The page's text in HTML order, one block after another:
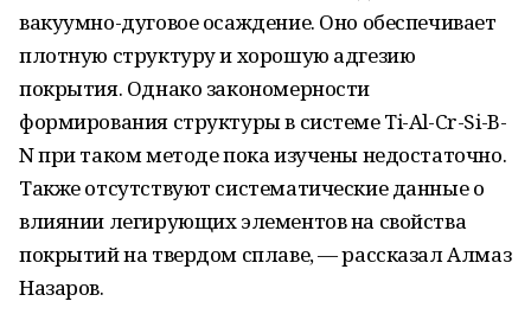
вакуумно-дуговое осаждение. Оно обеспечивает
плотную структуру и хорошую адгезию
покрытия. Однако закономерности
формирования структуры в системе Ti-Al-Cr-Si-B-
N при таком методе пока изучены недостаточно.
Также отсутствуют систематические данные о
влиянии легирующих элементов на свойства
покрытий на твердом сплаве, — рассказал Алмаз
Назаров.